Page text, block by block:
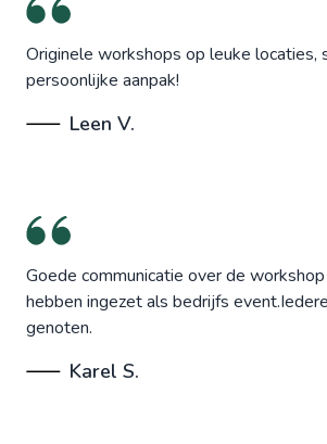
Originele workshops op leuke locaties,
persoonlijke aanpak!
Leen V.
Goede communicatie over de
hebben ingezet als bedrijfs
genoten.
Karel S.